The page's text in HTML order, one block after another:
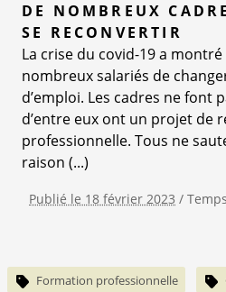
DE NOMBREUX
SE RECONVERTIR
La crise du covid-19 a
nombreux salariés de
d’emploi. Les cadres ne font
d’entre eux ont un projet de
professionnelle. Tous ne
raison (...)
Publié le 18 février 2023 /
Formation professionnelle